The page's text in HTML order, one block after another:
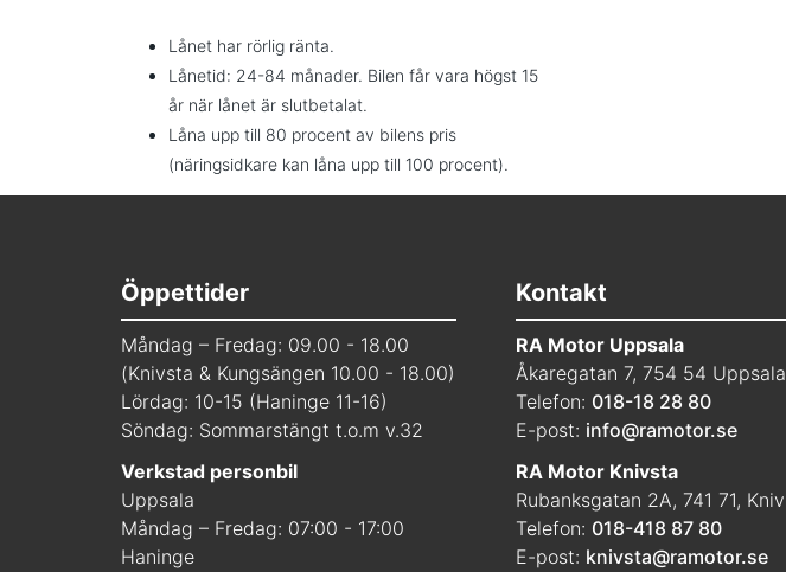
Lånet har rörlig ränta.
Lånetid: 24-84 månader. Bilen får vara högst 15
år när lånet är slutbetalat.
Låna upp till 80 procent av bilens pris
(näringsidkare kan låna upp till 100 procent).
Öppettider
Måndag – Fredag: 09.00 - 18.00
(Knivsta & Kungsängen 10.00 - 18.00)
Lördag: 10-15 (Haninge 11-16)
Söndag: Sommarstängt t.o.m v.32
Verkstad personbil
Uppsala
Måndag – Fredag: 07:00 - 17:00
Haninge
Kontakt
RA Motor Uppsala
Åkaregatan 7, 754 54 Uppsala
Telefon: 018-18 28 80
E-post: info@ramotor.se
RA Motor Knivsta
Rubanksgatan 2A, 741 71,
Telefon: 018-418 87 80
E-post: knivsta@ramotor.se